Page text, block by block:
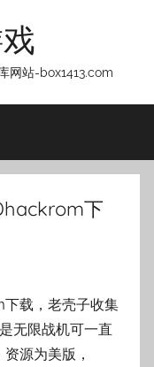
网站-box1413.com
下
载，老壳子收集
无限战机可一直
源为美版，